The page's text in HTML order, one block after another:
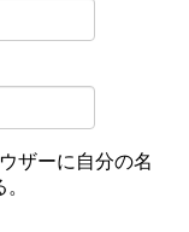
ザーに自分の名